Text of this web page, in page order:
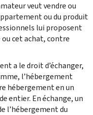
veut vendre ou
ou du produit
lui proposent
ou cet achat, contre
a le droit d’échanger,
l’hébergement
hébergement en un
entier. En échange, un
l’hébergement du